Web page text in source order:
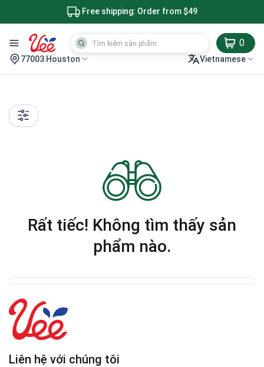
Free shipping: Order from $49
0
77003 Houston Vietnamese
Rất tiếc! Không tìm thấy sản
phẩm nào.
Liên hệ với chúng tôi